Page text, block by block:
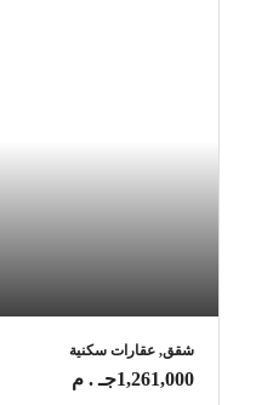
شقق, عقارات سكنية
1,261,000جـ . م